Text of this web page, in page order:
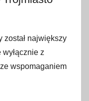
został największy
z
wspomaganiem